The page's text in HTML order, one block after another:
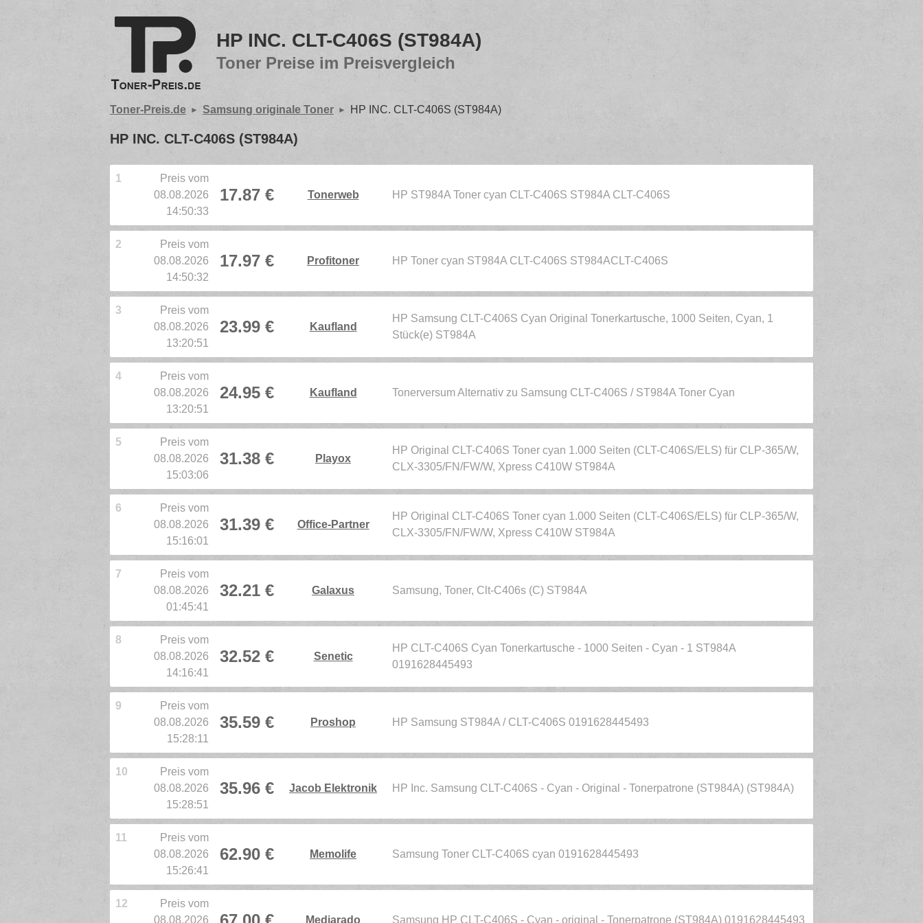
HP INC. CLT-C406S (ST984A)
Toner Preise im Preisvergleich
Toner-Preis.de Samsung originale Toner HP INC. CLT-C406S (ST984A)
HP INC. CLT-C406S (ST984A)
1
Preis vom
08.08.2026
14:50:33
17.87 € Tonerweb HP ST984A Toner cyan CLT-C406S ST984A CLT-C406S
2
Preis vom
08.08.2026
14:50:32
17.97 € Profitoner HP Toner cyan ST984A CLT-C406S ST984ACLT-C406S
3
Preis vom
08.08.2026
13:20:51
23.99 € Kaufland
HP Samsung CLT-C406S Cyan Original Tonerkartusche, 1000 Seiten, Cyan, 1
Stück(e) ST984A
4
Preis vom
08.08.2026
13:20:51
24.95 € Kaufland Tonerversum Alternativ zu Samsung CLT-C406S / ST984A Toner Cyan
5
Preis vom
08.08.2026
15:03:06
31.38 € Playox
HP Original CLT-C406S Toner cyan 1.000 Seiten (CLT-C406S/ELS) für CLP-365/W,
CLX-3305/FN/FW/W, Xpress C410W ST984A
6
Preis vom
08.08.2026
15:16:01
31.39 € Office-Partner
HP Original CLT-C406S Toner cyan 1.000 Seiten (CLT-C406S/ELS) für CLP-365/W,
CLX-3305/FN/FW/W, Xpress C410W ST984A
7
Preis vom
08.08.2026
01:45:41
32.21 € Galaxus Samsung, Toner, Clt-C406s (C) ST984A
8
Preis vom
08.08.2026
14:16:41
32.52 € Senetic
HP CLT-C406S Cyan Tonerkartusche - 1000 Seiten - Cyan - 1 ST984A
0191628445493
9
Preis vom
08.08.2026
15:28:11
35.59 € Proshop HP Samsung ST984A / CLT-C406S 0191628445493
10
Preis vom
08.08.2026
15:28:51
35.96 € Jacob Elektronik HP Inc. Samsung CLT-C406S - Cyan - Original - Tonerpatrone (ST984A) (ST984A)
11
Preis vom
08.08.2026
15:26:41
62.90 € Memolife Samsung Toner CLT-C406S cyan 0191628445493
12
Preis vom
08.08.2026
Mediarado Samsung HP CLT-C406S - Cyan - original - Tonerpatrone (ST984A) 0191628445493